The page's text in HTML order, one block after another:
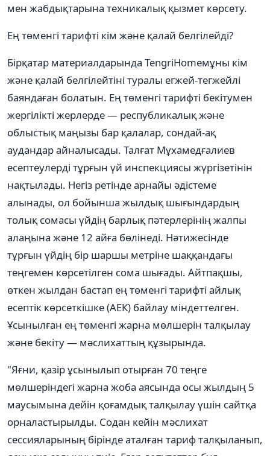
мен жабдықтарына техникалық қызмет көрсету.
Ең төменгі тарифті кім және қалай белгілейді?
Бірқатар материалдарында TengriHomeмұны кім
және қалай белгілейтіні туралы егжей-тегжейлі
баяндаған болатын. Ең төменгі тарифті бекітумен
жергілікті жерлерде — республикалық және
облыстық маңызы бар қалалар, сондай-ақ
аудандар айналысады. Талғат Мұхамедғалиев
есептеулерді тұрғын үй инспекциясы жүргізетінін
нақтылады. Негіз ретінде арнайы әдістеме
алынады, ол бойынша жылдық шығындардың
толық сомасы үйдің барлық пәтерлерінің жалпы
алаңына және 12 айға бөлінеді. Нәтижесінде
тұрғын үйдің бір шаршы метріне шаққандағы
теңгемен көрсетілген сома шығады. Айтпақшы,
өткен жылдан бастап ең төменгі тарифті айлық
есептік көрсеткішке (АЕК) байлау міндеттелген.
Ұсынылған ең төменгі жарна мөлшерін талқылау
және бекіту — мәслихаттың құзырында.
"Яғни, қазір ұсынылып отырған 70 теңге
мөлшеріндегі жарна жоба аясында осы жылдың 5
маусымына дейін қоғамдық талқылау үшін сайтқа
орналастырылды. Содан кейін мәслихат
сессияларының бірінде аталған тариф талқыланып,